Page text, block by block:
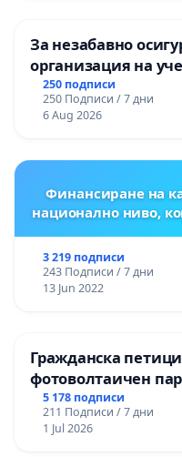
За незабавно
организация на
гарантиране на
и качествено
ОУ „Княз
250 подписи
250 Подписи / 7 дни
6 Aug 2026
Финансиране на
национално ниво,
3 219 подписи
243 Подписи / 7 дни
13 Jun 2022
Гражданска
фотоволтаичен
Радомир
5 178 подписи
211 Подписи / 7 дни
1 Jul 2026